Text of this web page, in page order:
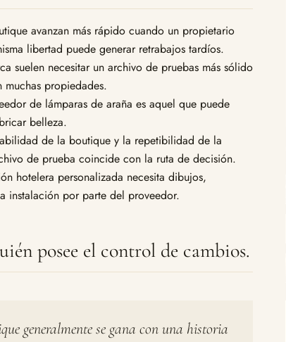
avanzan más rápido cuando un propietario
libertad puede generar retrabajos tardíos.
suelen necesitar un archivo de pruebas más sólido
propiedades.
de lámparas de araña es aquel que puede
belleza.
de la boutique y la repetibilidad de la
de prueba coincide con la ruta de decisión.
hotelera personalizada necesita dibujos,
instalación por parte del proveedor.
posee el control de cambios.
generalmente se gana con una historia